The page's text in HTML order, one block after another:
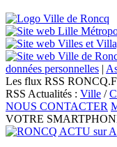
données personnelles |
Les flux RSS
RSS Actualités : Ville /
NOUS CONTACTER
VOTRE